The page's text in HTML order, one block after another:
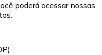
poderá acessar nossas